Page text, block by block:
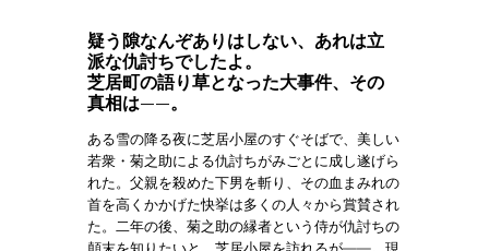
疑う隙なんぞありはしない、あれは立
派な仇討ちでしたよ。
芝居町の語り草となった大事件、その
真相は――。
ある雪の降る夜に芝居小屋のすぐそばで、美しい
若衆・菊之助による仇討ちがみごとに成し遂げら
れた。父親を殺めた下男を斬り、その血まみれの
首を高くかかげた快挙は多くの人々から賞賛され
た。二年の後、菊之助の縁者という侍が仇討ちの